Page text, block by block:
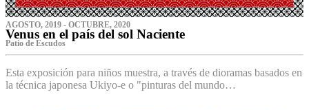
AGOSTO, 2019 - OCTUBRE, 2020
Venus en el país del sol Naciente
P‌atio de Escudos
Esta exposición para niños muestra, a través de dioramas basados en
la técnica japonesa Ukiyo-e o "pinturas del mundo…